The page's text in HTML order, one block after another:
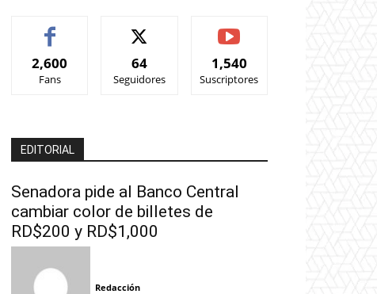
2,600
Fans
64
Seguidores
1,540
Suscriptores
EDITORIAL
Senadora pide al Banco Central
cambiar color de billetes de
RD$200 y RD$1,000
Redacción